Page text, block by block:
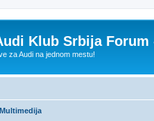
Klub Srbija Forum
za Audi na jednom mestu!
Multimedija